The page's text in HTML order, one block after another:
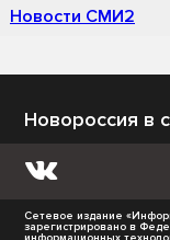
Новости СМИ2
Новороссия в
Сетевое издание
зарегистрировано в